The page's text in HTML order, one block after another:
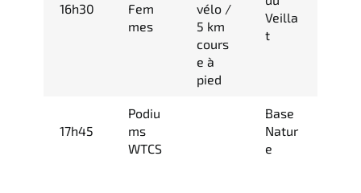
16h30
Fem
mes
vélo /
5 km
cours
e à
pied
Veilla
t
17h45
Podiu
ms
WTCS
Base
Natur
e